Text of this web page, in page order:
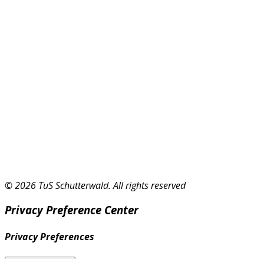
© 2026 TuS Schutterwald. All rights reserved
Privacy Preference Center
Privacy Preferences